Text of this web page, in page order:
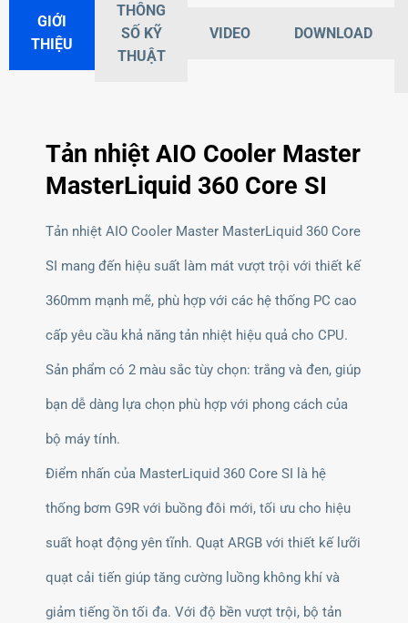
GIỚI
THIỆU
THÔNG
SỐ KỸ
THUẬT
VIDEO DOWNLOAD
Tản nhiệt AIO Cooler Master
MasterLiquid 360 Core SI
Tản nhiệt AIO Cooler Master MasterLiquid 360 Core
SI mang đến hiệu suất làm mát vượt trội với thiết kế
360mm mạnh mẽ, phù hợp với các hệ thống PC cao
cấp yêu cầu khả năng tản nhiệt hiệu quả cho CPU.
Sản phẩm có 2 màu sắc tùy chọn: trắng và đen, giúp
bạn dễ dàng lựa chọn phù hợp với phong cách của
bộ máy tính.
Điểm nhấn của MasterLiquid 360 Core SI là hệ
thống bơm G9R với buồng đôi mới, tối ưu cho hiệu
suất hoạt động yên tĩnh. Quạt ARGB với thiết kế lưỡi
quạt cải tiến giúp tăng cường luồng không khí và
giảm tiếng ồn tối đa. Với độ bền vượt trội, bộ tản